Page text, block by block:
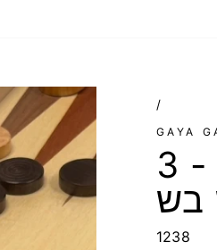
/
GAYA
ששבש דמקה ושחמט - 3
1238